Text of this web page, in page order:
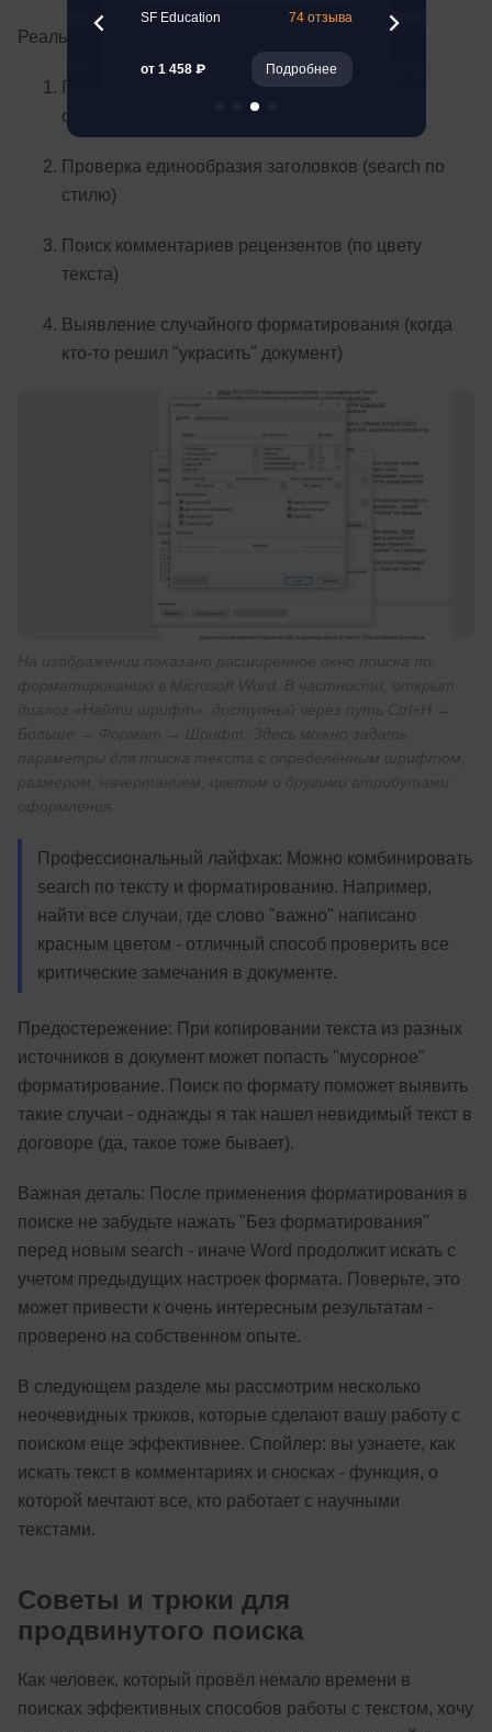
Реальные кейсы использования:
Поиск всех цитат в документе (если они
оформлены курсивом)
Проверка единообразия заголовков (search по
стилю)
Поиск комментариев рецензентов (по цвету
текста)
Выявление случайного форматирования (когда
кто-то решил "украсить" документ)
Профессиональный лайфхак: Можно комбинировать
search по тексту и форматированию. Например,
найти все случаи, где слово "важно" написано
красным цветом - отличный способ проверить все
критические замечания в документе.
Предостережение: При копировании текста из разных
источников в документ может попасть "мусорное"
форматирование. Поиск по формату поможет выявить
такие случаи - однажды я так нашел невидимый текст в
договоре (да, такое тоже бывает).
Важная деталь: После применения форматирования в
поиске не забудьте нажать "Без форматирования"
перед новым search - иначе Word продолжит искать с
учетом предыдущих настроек формата. Поверьте, это
может привести к очень интересным результатам -
проверено на собственном опыте.
В следующем разделе мы рассмотрим несколько
неочевидных трюков, которые сделают вашу работу с
поиском еще эффективнее. Спойлер: вы узнаете, как
искать текст в комментариях и сносках - функция, о
которой мечтают все, кто работает с научными
текстами.
Советы и трюки для
продвинутого поиска
Как человек, который провёл немало времени в
поисках эффективных способов работы с текстом, хочу
261 отзыв SF Education 74 отзыва
от 1 458 ₽ Подробнее
Бруноям